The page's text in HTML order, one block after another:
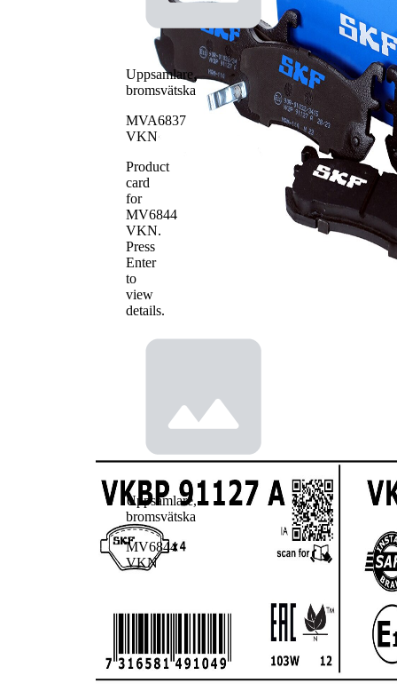
Antal belägg
Uppsamlare,
bromsvätska
MVA6837
VKN
Product
card
for
MV6844
VKN.
Press
Enter
to
view
details.
Uppsamlare,
bromsvätska
MV6844
VKN